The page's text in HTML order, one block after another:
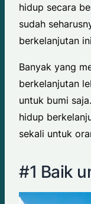
hidup secara
sudah
berkelanjutan
Banyak yang
berkelanjutan
untuk bumi
hidup
sekali untuk
#1 Baik